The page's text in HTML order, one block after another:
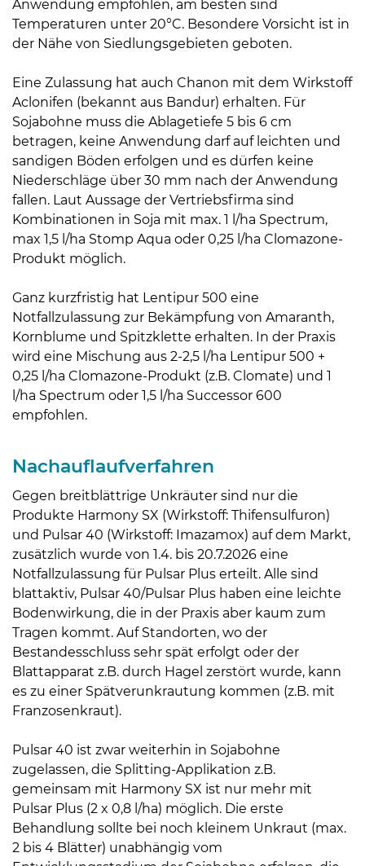
Anwendung empfohlen, am besten sind
Temperaturen unter 20°C. Besondere Vorsicht ist in
der Nähe von Siedlungsgebieten geboten.
Eine Zulassung hat auch Chanon mit dem Wirkstoff
Aclonifen (bekannt aus Bandur) erhalten. Für
Sojabohne muss die Ablagetiefe 5 bis 6 cm
betragen, keine Anwendung darf auf leichten und
sandigen Böden erfolgen und es dürfen keine
Niederschläge über 30 mm nach der Anwendung
fallen. Laut Aussage der Vertriebsfirma sind
Kombinationen in Soja mit max. 1 l/ha Spectrum,
max 1,5 l/ha Stomp Aqua oder 0,25 l/ha Clomazone-
Produkt möglich.
Ganz kurzfristig hat Lentipur 500 eine
Notfallzulassung zur Bekämpfung von Amaranth,
Kornblume und Spitzklette erhalten. In der Praxis
wird eine Mischung aus 2-2,5 l/ha Lentipur 500 +
0,25 l/ha Clomazone-Produkt (z.B. Clomate) und 1
l/ha Spectrum oder 1,5 l/ha Successor 600
empfohlen.
Nachauflaufverfahren
Gegen breitblättrige Unkräuter sind nur die
Produkte Harmony SX (Wirkstoff: Thifensulfuron)
und Pulsar 40 (Wirkstoff: Imazamox) auf dem Markt,
zusätzlich wurde von 1.4. bis 20.7.2026 eine
Notfallzulassung für Pulsar Plus erteilt. Alle sind
blattaktiv, Pulsar 40/Pulsar Plus haben eine leichte
Bodenwirkung, die in der Praxis aber kaum zum
Tragen kommt. Auf Standorten, wo der
Bestandesschluss sehr spät erfolgt oder der
Blattapparat z.B. durch Hagel zerstört wurde, kann
es zu einer Spätverunkrautung kommen (z.B. mit
Franzosenkraut).
Pulsar 40 ist zwar weiterhin in Sojabohne
zugelassen, die Splitting-Applikation z.B.
gemeinsam mit Harmony SX ist nur mehr mit
Pulsar Plus (2 x 0,8 l/ha) möglich. Die erste
Behandlung sollte bei noch kleinem Unkraut (max.
2 bis 4 Blätter) unabhängig vom